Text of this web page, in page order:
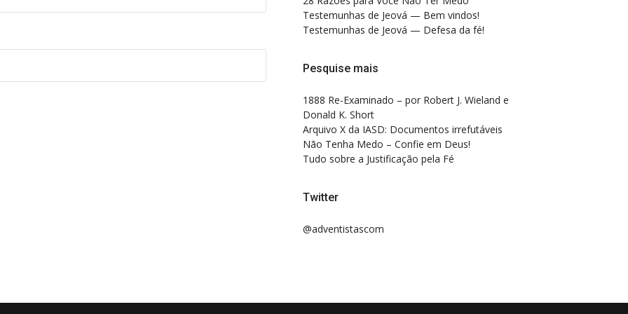
Testemunhas de Jeová — Bem vindos!
Testemunhas de Jeová — Defesa da fé!
Pesquise mais
1888 Re-Examinado – por Robert J. Wieland e
Donald K. Short
Arquivo X da IASD: Documentos irrefutáveis
Não Tenha Medo – Confie em Deus!
Tudo sobre a Justificação pela Fé
Twitter
@adventistascom